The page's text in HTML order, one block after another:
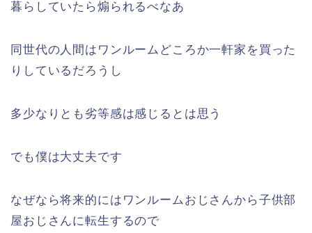
暮らしていたら煽られるべなあ
同世代の人間はワンルームどころか一軒家を買った
りしているだろうし
多少なりとも劣等感は感じるとは思う
でも僕は大丈夫です
なぜなら将来的にはワンルームおじさんから子供部
屋おじさんに転生するので